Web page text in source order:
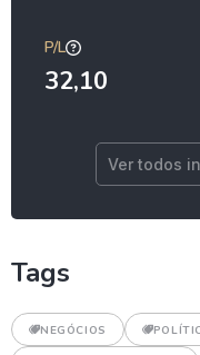
P/L
32,10
Ver todos
Tags
NEGÓCIOS